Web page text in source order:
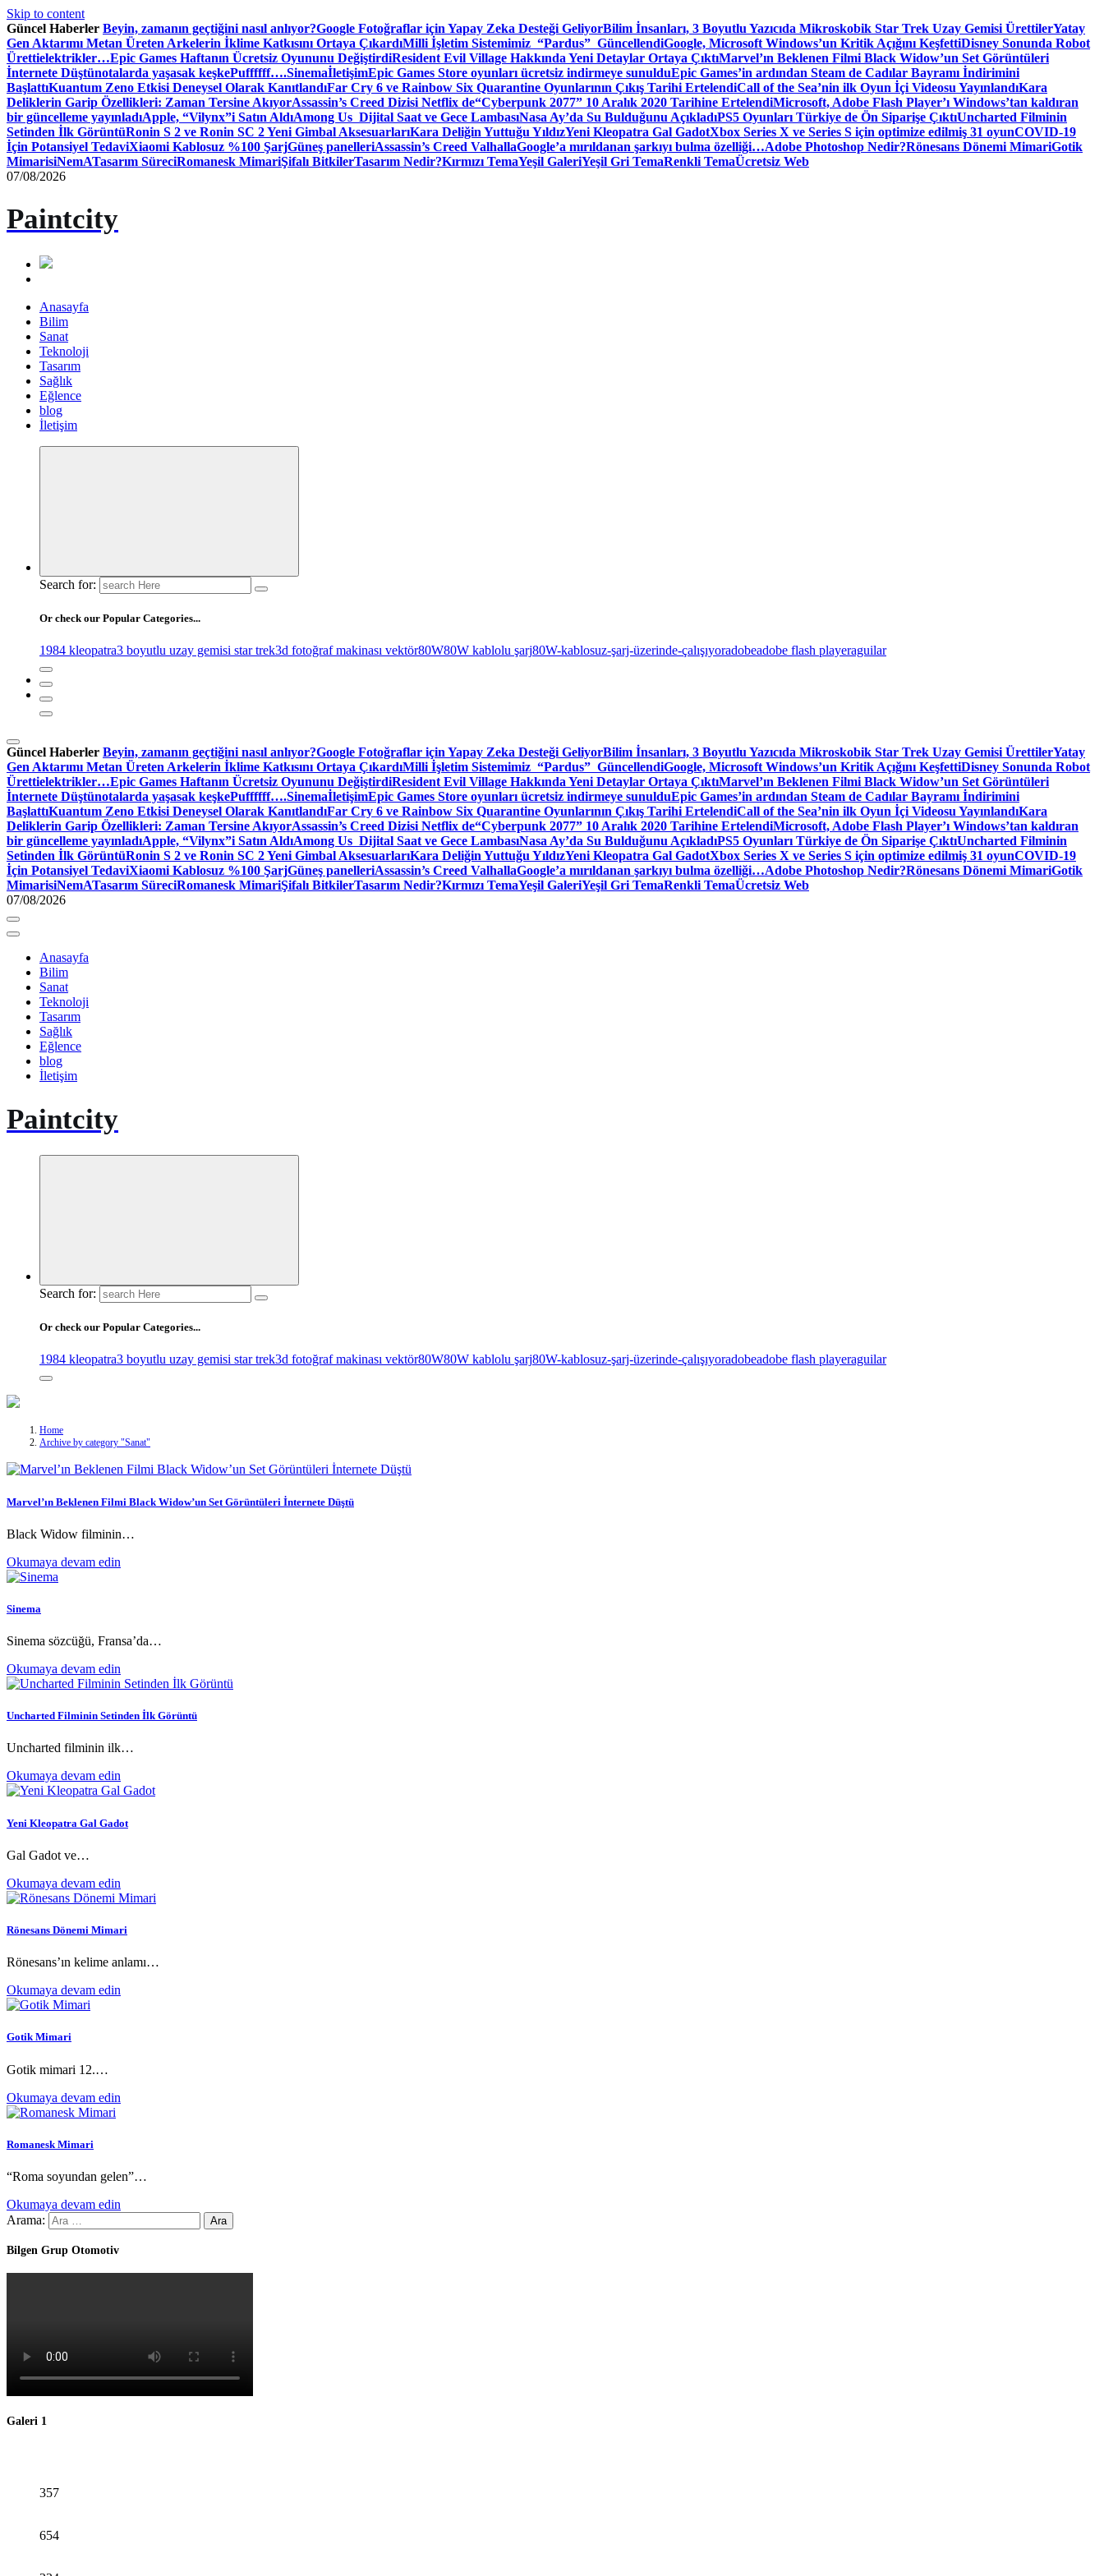
Skip to content
Güncel Haberler Beyin, zamanın geçtiğini nasıl anlıyor?Google Fotoğraflar için Yapay Zeka Desteği GeliyorBilim İnsanları, 3 Boyutlu Yazıcıda Mikroskobik Star Trek Uzay Gemisi ÜrettilerYatay
Gen Aktarımı Metan Üreten Arkelerin İklime Katkısını Ortaya ÇıkardıMilli İşletim Sistemimiz “Pardus” GüncellendiGoogle, Microsoft Windows’un Kritik Açığını KeşfettiDisney Sonunda Robot
Ürettielektrikler…Epic Games Haftanın Ücretsiz Oyununu DeğiştirdiResident Evil Village Hakkında Yeni Detaylar Ortaya ÇıktıMarvel’ın Beklenen Filmi Black Widow’un Set Görüntüleri
İnternete Düştünotalarda yaşasak keşkePuffffff….SinemaİletişimEpic Games Store oyunları ücretsiz indirmeye sunulduEpic Games’in ardından Steam de Cadılar Bayramı İndirimini
BaşlattıKuantum Zeno Etkisi Deneysel Olarak KanıtlandıFar Cry 6 ve Rainbow Six Quarantine Oyunlarının Çıkış Tarihi ErtelendiCall of the Sea’nin ilk Oyun İçi Videosu YayınlandıKara
Deliklerin Garip Özellikleri: Zaman Tersine AkıyorAssassin’s Creed Dizisi Netflix de“Cyberpunk 2077” 10 Aralık 2020 Tarihine ErtelendiMicrosoft, Adobe Flash Player’ı Windows’tan kaldıran
bir güncelleme yayınladıApple, “Vilynx”i Satın AldıAmong Us Dijital Saat ve Gece LambasıNasa Ay’da Su Bulduğunu AçıkladıPS5 Oyunları Türkiye de Ön Siparişe ÇıktıUncharted Filminin
Setinden İlk GörüntüRonin S 2 ve Ronin SC 2 Yeni Gimbal AksesuarlarıKara Deliğin Yuttuğu YıldızYeni Kleopatra Gal GadotXbox Series X ve Series S için optimize edilmiş 31 oyunCOVID-19
İçin Potansiyel TedaviXiaomi Kablosuz %100 ŞarjGüneş panelleriAssassin’s Creed ValhallaGoogle’a mırıldanan şarkıyı bulma özelliği…Adobe Photoshop Nedir?Rönesans Dönemi MimariGotik
MimarisiNemATasarım SüreciRomanesk MimariŞifalı BitkilerTasarım Nedir?Kırmızı TemaYeşil GaleriYeşil Gri TemaRenkli TemaÜcretsiz Web
07/08/2026
Paintcity
Anasayfa
Bilim
Sanat
Teknoloji
Tasarım
Sağlık
Eğlence
blog
İletişim
Search for:
Or check our Popular Categories...
1984 kleopatra3 boyutlu uzay gemisi star trek3d fotoğraf makinası vektör80W80W kablolu şarj80W-kablosuz-şarj-üzerinde-çalışıyoradobeadobe flash playeraguilar
Güncel Haberler Beyin, zamanın geçtiğini nasıl anlıyor?Google Fotoğraflar için Yapay Zeka Desteği GeliyorBilim İnsanları, 3 Boyutlu Yazıcıda Mikroskobik Star Trek Uzay Gemisi ÜrettilerYatay
Gen Aktarımı Metan Üreten Arkelerin İklime Katkısını Ortaya ÇıkardıMilli İşletim Sistemimiz “Pardus” GüncellendiGoogle, Microsoft Windows’un Kritik Açığını KeşfettiDisney Sonunda Robot
Ürettielektrikler…Epic Games Haftanın Ücretsiz Oyununu DeğiştirdiResident Evil Village Hakkında Yeni Detaylar Ortaya ÇıktıMarvel’ın Beklenen Filmi Black Widow’un Set Görüntüleri
İnternete Düştünotalarda yaşasak keşkePuffffff….SinemaİletişimEpic Games Store oyunları ücretsiz indirmeye sunulduEpic Games’in ardından Steam de Cadılar Bayramı İndirimini
BaşlattıKuantum Zeno Etkisi Deneysel Olarak KanıtlandıFar Cry 6 ve Rainbow Six Quarantine Oyunlarının Çıkış Tarihi ErtelendiCall of the Sea’nin ilk Oyun İçi Videosu YayınlandıKara
Deliklerin Garip Özellikleri: Zaman Tersine AkıyorAssassin’s Creed Dizisi Netflix de“Cyberpunk 2077” 10 Aralık 2020 Tarihine ErtelendiMicrosoft, Adobe Flash Player’ı Windows’tan kaldıran
bir güncelleme yayınladıApple, “Vilynx”i Satın AldıAmong Us Dijital Saat ve Gece LambasıNasa Ay’da Su Bulduğunu AçıkladıPS5 Oyunları Türkiye de Ön Siparişe ÇıktıUncharted Filminin
Setinden İlk GörüntüRonin S 2 ve Ronin SC 2 Yeni Gimbal AksesuarlarıKara Deliğin Yuttuğu YıldızYeni Kleopatra Gal GadotXbox Series X ve Series S için optimize edilmiş 31 oyunCOVID-19
İçin Potansiyel TedaviXiaomi Kablosuz %100 ŞarjGüneş panelleriAssassin’s Creed ValhallaGoogle’a mırıldanan şarkıyı bulma özelliği…Adobe Photoshop Nedir?Rönesans Dönemi MimariGotik
MimarisiNemATasarım SüreciRomanesk MimariŞifalı BitkilerTasarım Nedir?Kırmızı TemaYeşil GaleriYeşil Gri TemaRenkli TemaÜcretsiz Web
07/08/2026
Anasayfa
Bilim
Sanat
Teknoloji
Tasarım
Sağlık
Eğlence
blog
İletişim
Paintcity
Search for:
Or check our Popular Categories...
1984 kleopatra3 boyutlu uzay gemisi star trek3d fotoğraf makinası vektör80W80W kablolu şarj80W-kablosuz-şarj-üzerinde-çalışıyoradobeadobe flash playeraguilar
Home
Archive by category "Sanat"
Marvel’ın Beklenen Filmi Black Widow’un Set Görüntüleri İnternete Düştü
Black Widow filminin…
Okumaya devam edin
Sinema
Sinema sözcüğü, Fransa’da…
Okumaya devam edin
Uncharted Filminin Setinden İlk Görüntü
Uncharted filminin ilk…
Okumaya devam edin
Yeni Kleopatra Gal Gadot
Gal Gadot ve…
Okumaya devam edin
Rönesans Dönemi Mimari
Rönesans’ın kelime anlamı…
Okumaya devam edin
Gotik Mimari
Gotik mimari 12.…
Okumaya devam edin
Romanesk Mimari
“Roma soyundan gelen”…
Okumaya devam edin
Arama:
Bilgen Grup Otomotiv
Galeri 1
357
654